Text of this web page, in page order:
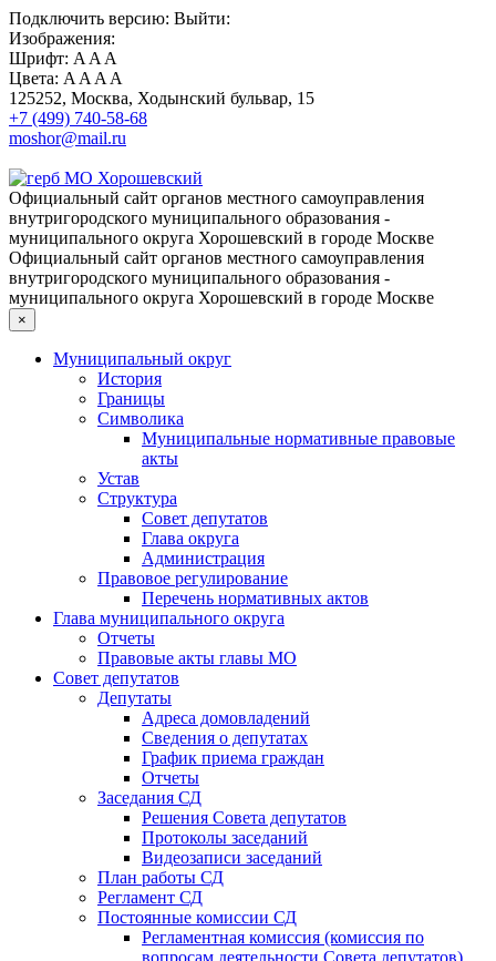
Подключить версию: Выйти:
Изображения:
Шрифт: A A A
Цвета: A A A A
125252, Москва, Ходынский бульвар, 15
+7 (499) 740-58-68
moshor@mail.ru
Официальный сайт органов местного самоуправления
внутригородского муниципального образования -
муниципального округа Хорошевский в городе Москве
Официальный сайт органов местного самоуправления
внутригородского муниципального образования -
муниципального округа Хорошевский в городе Москве
×
Муниципальный округ
История
Границы
Символика
Муниципальные нормативные правовые
акты
Устав
Структура
Совет депутатов
Глава округа
Администрация
Правовое регулирование
Перечень нормативных актов
Глава муниципального округа
Отчеты
Правовые акты главы МО
Совет депутатов
Депутаты
Адреса домовладений
Сведения о депутатах
График приема граждан
Отчеты
Заседания СД
Решения Совета депутатов
Протоколы заседаний
Видеозаписи заседаний
План работы СД
Регламент СД
Постоянные комиссии СД
Регламентная комиссия (комиссия по
вопросам деятельности Совета депутатов)